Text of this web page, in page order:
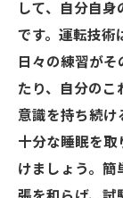
して、自分自
です。運転技術
日々の練習が
たり、自分のこ
意識を持ち続け
十分な睡眠を取
けましょう。簡